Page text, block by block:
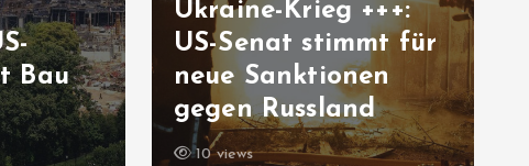
+++:
stimmt für
Rennradfahren in
der Hitze: Ist das
unsolidarisch?
11 views